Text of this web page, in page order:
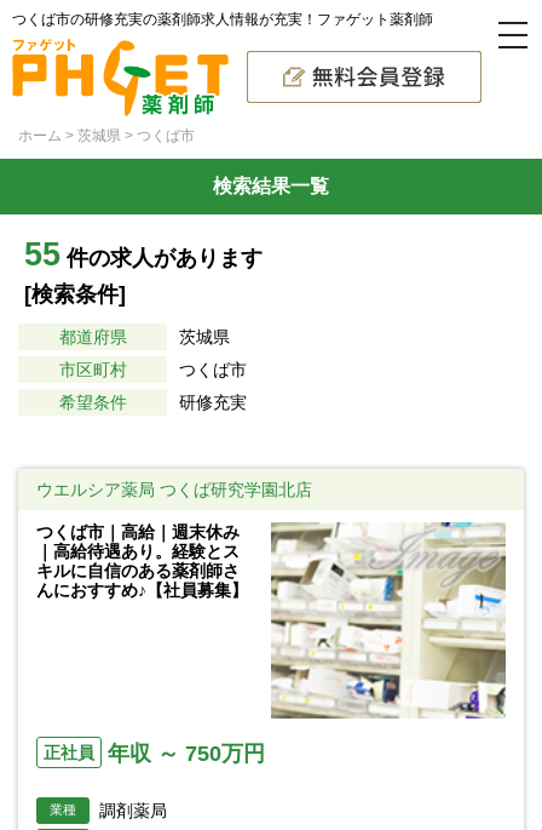
つくば市の研修充実の薬剤師求人情報が充実！ファゲット薬剤師
ホーム 茨城県 つくば市
検索結果一覧
55 件の求人があります
[検索条件]
都道府県
茨城県
市区町村
つくば市
希望条件
研修充実
ウエルシア薬局 つくば研究学園北店
つくば市｜高給｜週末休み
｜高給待遇あり。経験とス
キルに自信のある薬剤師さ
んにおすすめ♪【社員募集】
正社員 年収 ～ 750万円
業種 調剤薬局